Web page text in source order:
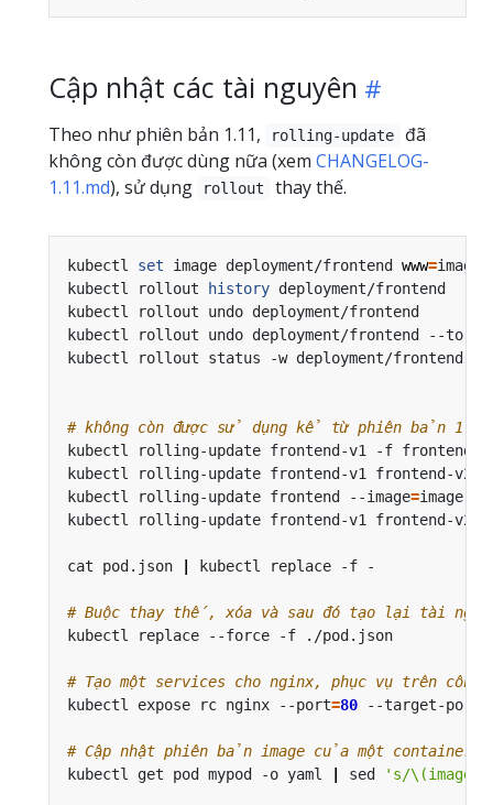
Cập nhật các tài nguyên
Theo như phiên bản 1.11, rolling-update
đã
không còn được dùng nữa (xem CHANGELOG-
1.11.md), sử dụng rollout thay thế.
kubectl set image deployment/frontend www=
kubectl rollout
history
kubectl rollout undo
kubectl rollout undo deployment/frontend --to-
kubectl rollout status -w
# không còn được sử dụng kể từ phiên bản 1.11
kubectl rolling-update frontend-v1 -f
kubectl rolling-update frontend-v1 frontend-v2 --
kubectl rolling-update frontend --image=
kubectl rolling-update frontend-v1
cat pod.json kubectl
# Buộc thay thế, xóa và sau đó tạo lại tài
# Tạo một services cho nginx, phục vụ trên
kubectl expose rc nginx --port=80 --target-port
# Cập nhật phiên bản image của một
kubectl get pod mypod -o yaml
sed 's/\(image: